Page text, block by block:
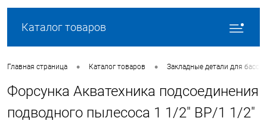
Каталог товаров
Главная страница • Каталог товаров • Закладные детали для
Форсунка Акватехника подсоединения
подводного пылесоса 1 1/2" ВР/1 1/2"